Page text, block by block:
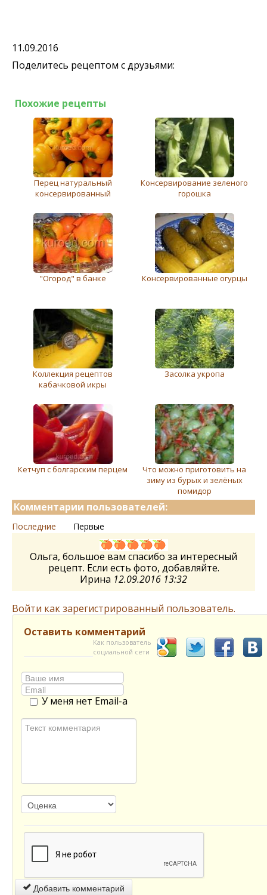
11.09.2016
Поделитесь рецептом с друзьями:
Похожие рецепты
Перец натуральный
консервированный
Консервирование зеленого
горошка
"Огород" в банке Консервированные огурцы
Коллекция рецептов
кабачковой икры
Засолка укропа
Кетчуп с болгарским перцем
Что можно приготовить на
зиму из бурых и зелёных
помидор
Комментарии пользователей:
Последние Первые
Ольга, большое вам спасибо за интересный
рецепт. Если есть фото, добавляйте.
Ирина 12.09.2016 13:32
Войти как зарегистрированный пользователь.
Оставить комментарий
Как пользователь
социальной сети
У меня нет Email-а
Добавить комментарий